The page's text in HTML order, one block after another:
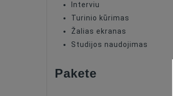
Interviu
Turinio kūrimas
Žalias ekranas
Studijos naudojimas
Pakete